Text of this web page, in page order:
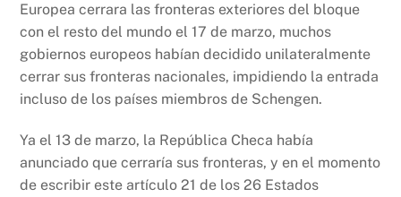
Europea cerrara las fronteras exteriores del bloque
con el resto del mundo el 17 de marzo, muchos
gobiernos europeos habían decidido unilateralmente
cerrar sus fronteras nacionales, impidiendo la entrada
incluso de los países miembros de Schengen.
Ya el 13 de marzo, la República Checa había
anunciado que cerraría sus fronteras, y en el momento
de escribir este artículo 21 de los 26 Estados